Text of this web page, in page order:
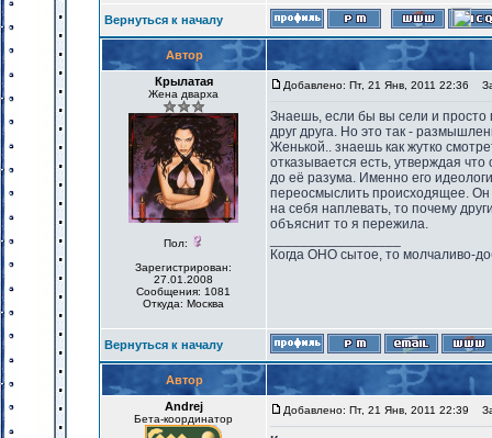
Вернуться к началу
Автор
Крылатая
Жена дварха
Пол:
Зарегистрирован:
27.01.2008
Сообщения: 1081
Откуда: Москва
Добавлено: Пт, 21 Янв, 2011 22:36
Знаешь, если бы вы сели и просто
друг друга. Но это так -
Женькой.. знаешь как жутко
отказывается есть, утверждая
до её разума. Именно его
переосмыслить происходящее. Он
на себя наплевать, то почему
объяснит то я пережила.
Когда ОНО сытое, то молчаливо-
Вернуться к началу
Автор
Andrej
Бета-координатор
Добавлено: Пт, 21 Янв, 2011 22:39